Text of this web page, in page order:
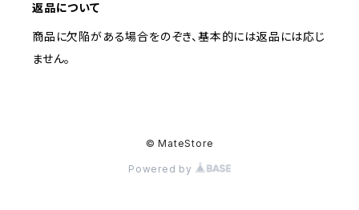
返品について
商品に欠陥がある場合をのぞき、基本的には返品には応じ
ません。
© MateStore
Powered by